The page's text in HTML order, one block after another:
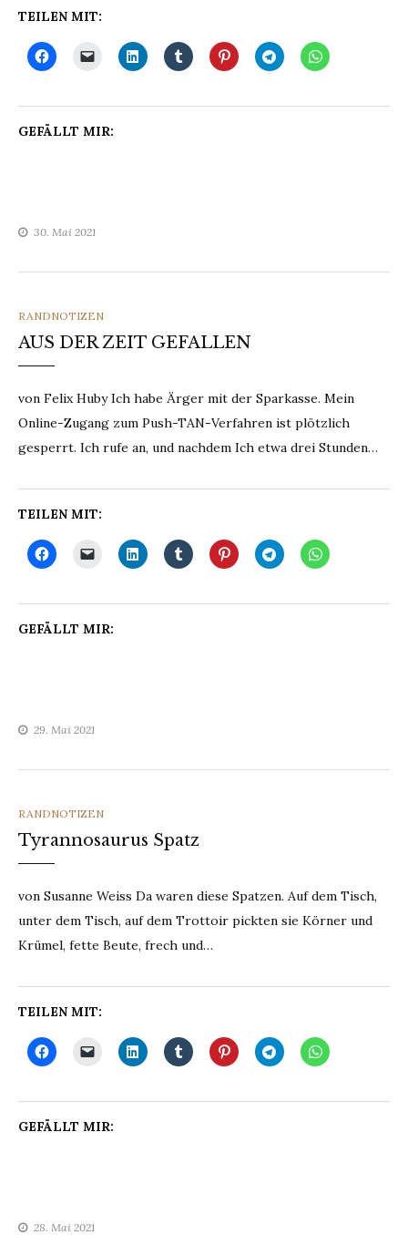
TEILEN MIT:
GEFÄLLT MIR:
30. Mai 2021
CATEGORIES
RANDNOTIZEN
AUS DER ZEIT GEFALLEN
von Felix Huby Ich habe Ärger mit der Sparkasse. Mein
Online-Zugang zum Push-TAN-Verfahren ist plötzlich
gesperrt. Ich rufe an, und nachdem Ich etwa drei Stunden…
TEILEN MIT:
GEFÄLLT MIR:
29. Mai 2021
CATEGORIES
RANDNOTIZEN
Tyrannosaurus Spatz
von Susanne Weiss Da waren diese Spatzen. Auf dem Tisch,
unter dem Tisch, auf dem Trottoir pickten sie Körner und
Krümel, fette Beute, frech und…
TEILEN MIT:
GEFÄLLT MIR:
28. Mai 2021